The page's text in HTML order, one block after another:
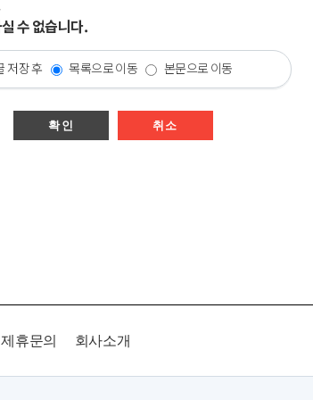
수 없습니다.
저장 후 목록으로 이동 본문으로 이동
확인 취소
제휴문의 회사소개